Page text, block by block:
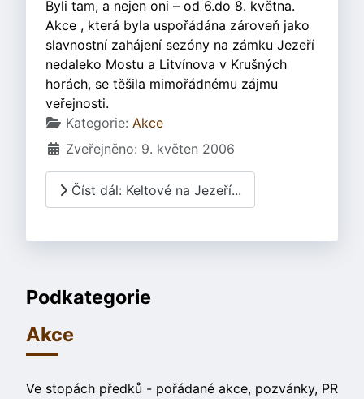
Byli tam, a nejen oni – od 6.do 8. května.
Akce , která byla uspořádána zároveň jako
slavnostní zahájení sezóny na zámku Jezeří
nedaleko Mostu a Litvínova v Krušných
horách, se těšila mimořádnému zájmu
veřejnosti.
Základní údaje
Kategorie: Akce
Zveřejněno: 9. květen 2006
Číst dál: Keltové na Jezeří...
Podkategorie
Akce
Ve stopách předků - pořádané akce, pozvánky, PR